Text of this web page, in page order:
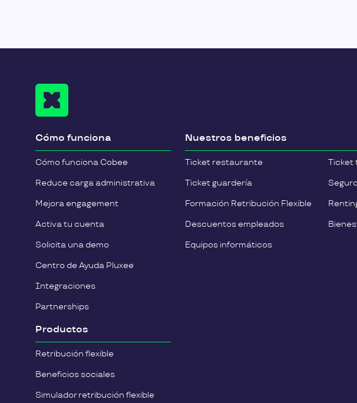
Cómo funciona
Cómo funciona Cobee
Reduce carga administrativa
Mejora engagement
Activa tu cuenta
Solicita una demo
Centro de Ayuda Pluxee
Integraciones
Partnerships
Productos
Retribución flexible
Beneficios sociales
Simulador retribución flexible
Nuestros beneficios
Ticket restaurante Ticket
Ticket guardería
Formación Retribución Flexible
Descuentos empleados
Equipos informáticos